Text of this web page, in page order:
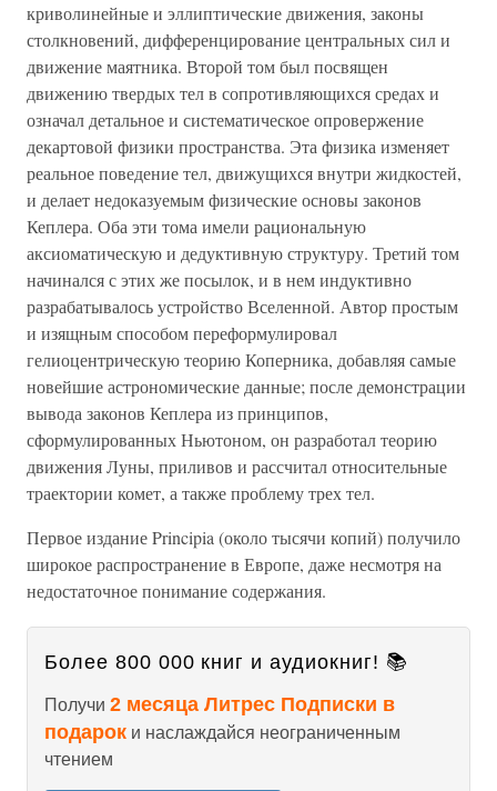
криволинейные и эллиптические движения, законы
столкновений, дифференцирование центральных сил и
движение маятника. Второй том был посвящен
движению твердых тел в сопротивляющихся средах и
означал детальное и систематическое опровержение
декартовой физики пространства. Эта физика изменяет
реальное поведение тел, движущихся внутри жидкостей,
и делает недоказуемым физические основы законов
Кеплера. Оба эти тома имели рациональную
аксиоматическую и дедуктивную структуру. Третий том
начинался с этих же посылок, и в нем индуктивно
разрабатывалось устройство Вселенной. Автор простым
и изящным способом переформулировал
гелиоцентрическую теорию Коперника, добавляя самые
новейшие астрономические данные; после демонстрации
вывода законов Кеплера из принципов,
сформулированных Ньютоном, он разработал теорию
движения Луны, приливов и рассчитал относительные
траектории комет, а также проблему трех тел.
Первое издание Principia (около тысячи копий) получило
широкое распространение в Европе, даже несмотря на
недостаточное понимание содержания.
Более 800 000 книг и аудиокниг! 📚
Получи 2 месяца Литрес Подписки в
подарок и наслаждайся неограниченным
чтением